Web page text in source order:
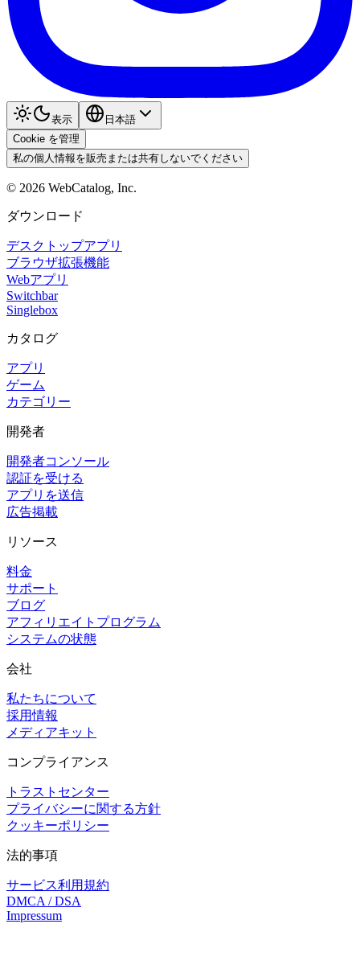
表示
日本語
Cookie を管理
私の個人情報を販売または共有しないでください
© 2026 WebCatalog, Inc.
ダウンロード
デスクトップアプリ
ブラウザ拡張機能
Webアプリ
Switchbar
Singlebox
カタログ
アプリ
ゲーム
カテゴリー
開発者
開発者コンソール
認証を受ける
アプリを送信
広告掲載
リソース
料金
サポート
ブログ
アフィリエイトプログラム
システムの状態
会社
私たちについて
採用情報
メディアキット
コンプライアンス
トラストセンター
プライバシーに関する方針
クッキーポリシー
法的事項
サービス利用規約
DMCA / DSA
Impressum